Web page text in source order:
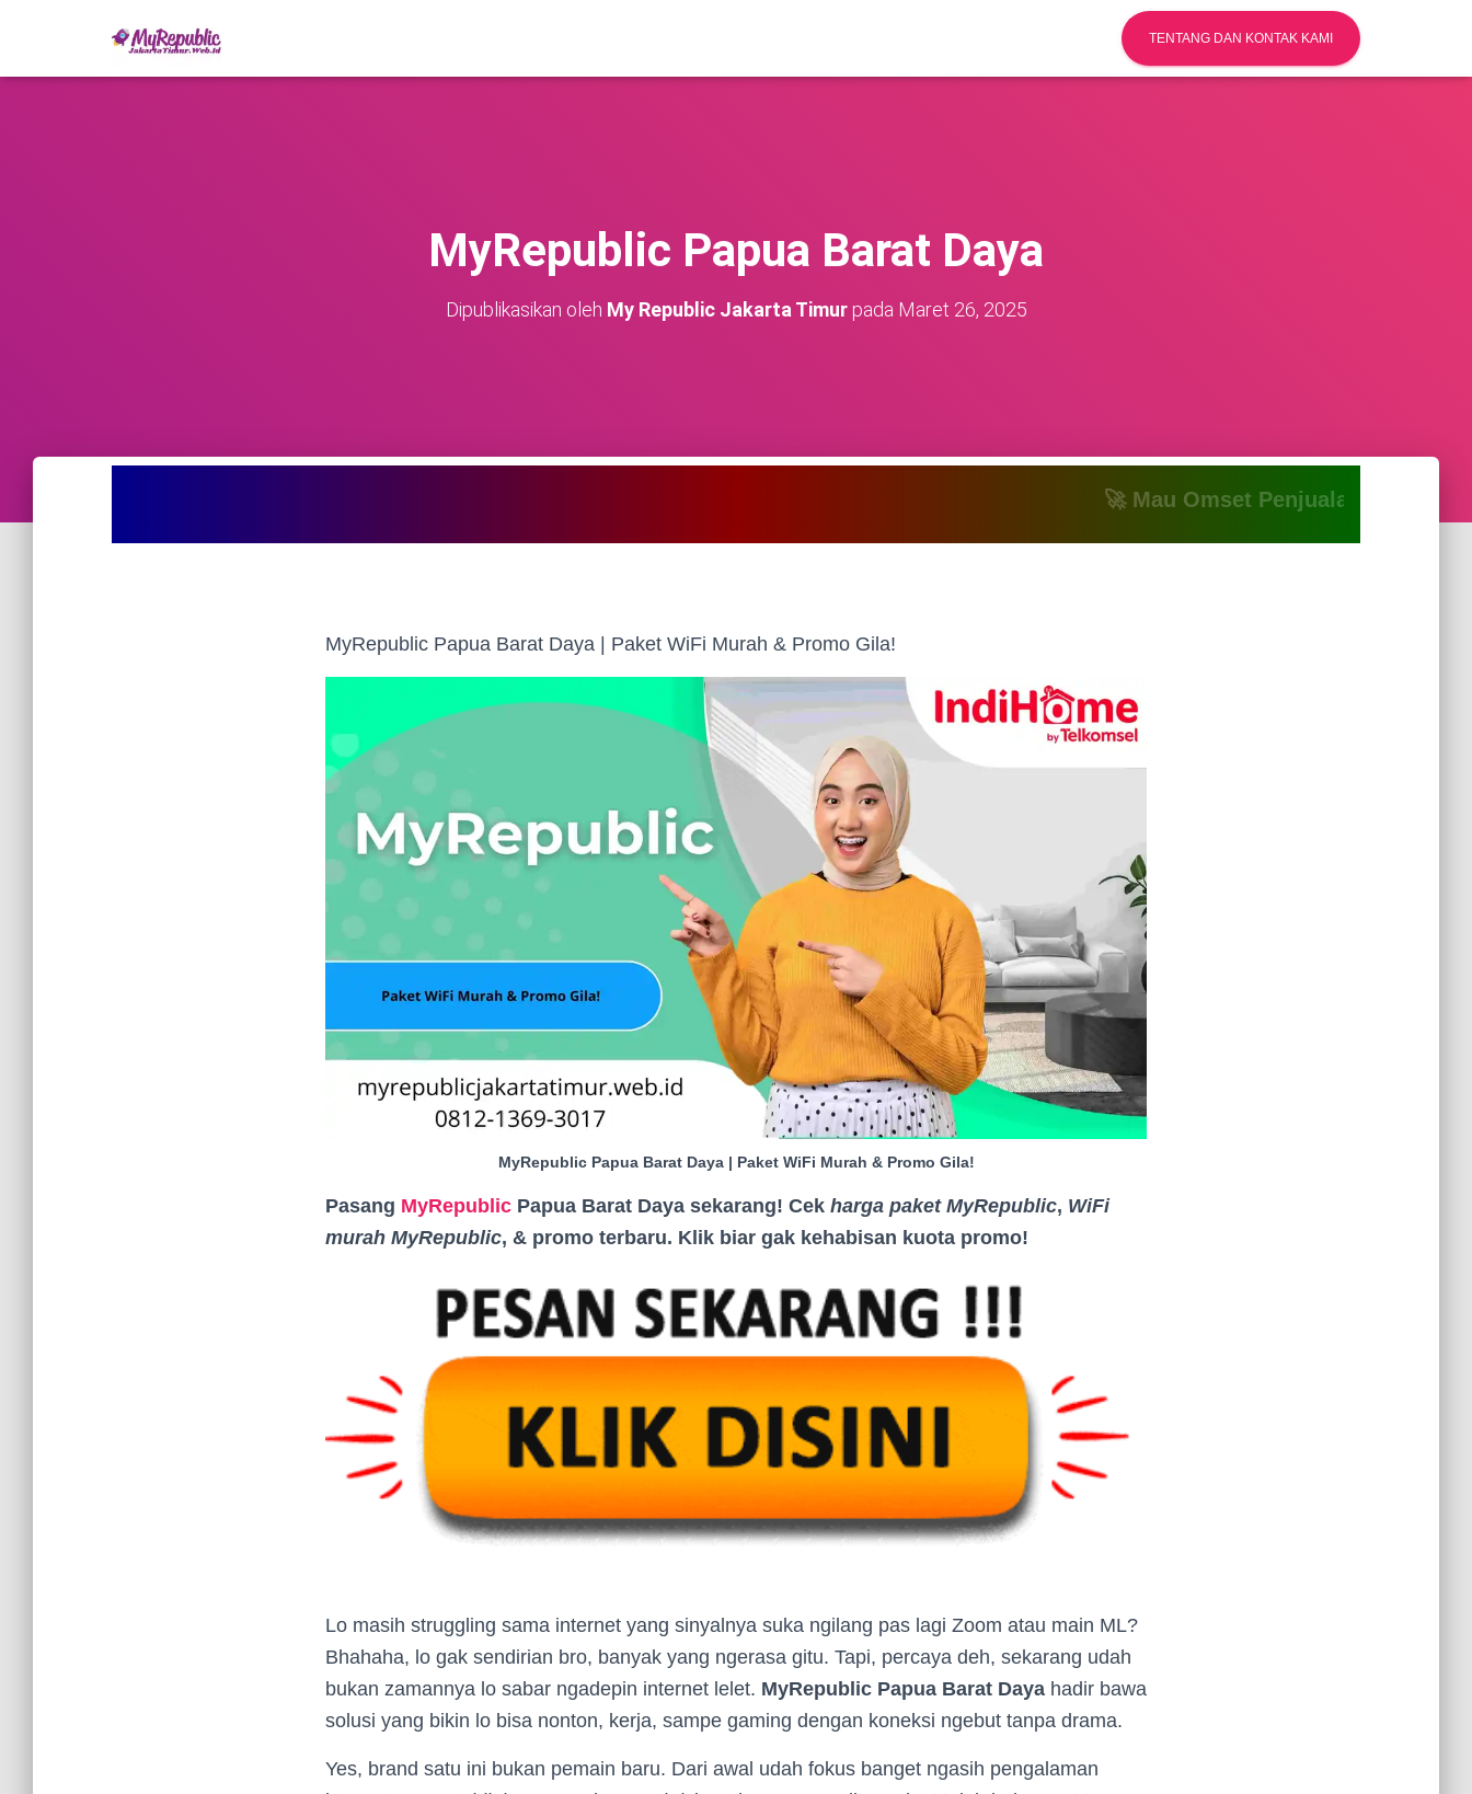
TENTANG DAN KONTAK KAMI
MyRepublic Papua Barat Daya
Dipublikasikan oleh My Republic Jakarta Timurpada Maret 26, 2025
🚀 Mau Omset Penjualan Naik? Atau
MyRepublic Papua Barat Daya | Paket WiFi Murah & Promo Gila!
MyRepublic Papua Barat Daya | Paket WiFi Murah & Promo Gila!
Pasang MyRepublic Papua Barat Daya sekarang! Cek harga paket MyRepublic, WiFi
murah MyRepublic, & promo terbaru. Klik biar gak kehabisan kuota promo!
Lo masih struggling sama internet yang sinyalnya suka ngilang pas lagi Zoom atau main ML?
Bhahaha, lo gak sendirian bro, banyak yang ngerasa gitu. Tapi, percaya deh, sekarang udah
bukan zamannya lo sabar ngadepin internet lelet. MyRepublic Papua Barat Daya hadir bawa
solusi yang bikin lo bisa nonton, kerja, sampe gaming dengan koneksi ngebut tanpa drama.
Yes, brand satu ini bukan pemain baru. Dari awal udah fokus banget ngasih pengalaman